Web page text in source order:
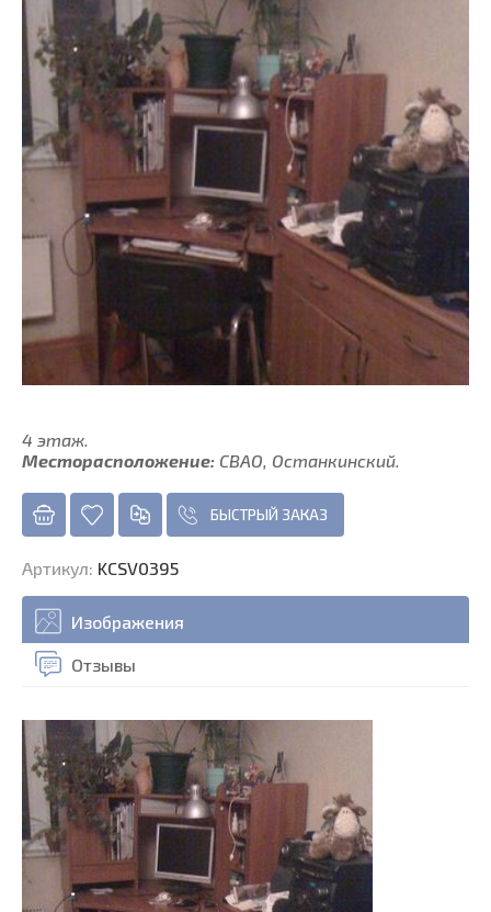
4 этаж.
Месторасположение: СВАО, Останкинский.
БЫСТРЫЙ ЗАКАЗ
Артикул: KCSV0395
Изображения
Отзывы